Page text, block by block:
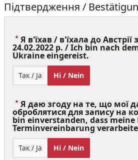
Підтвердження /
Я в'їхав / в'їхала до Австрії
24.02.2022 р. / Ich bin nach
Ukraine eingereist.
Required)
Так / Ja Ні / Nein
Я даю згоду на те, що мої
оброблятися для запису на
bin einverstanden, dass
Terminvereinbarung
Так / Ja Ні / Nein